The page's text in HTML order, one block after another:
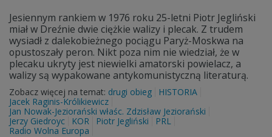
Jesiennym rankiem w 1976 roku 25-letni Piotr Jegliński
miał w Dreźnie dwie ciężkie walizy i plecak. Z trudem
wysiadł z dalekobieżnego pociągu Paryż-Moskwa na
opustoszały peron. Nikt poza nim nie wiedział, że w
plecaku ukryty jest niewielki amatorski powielacz, a
walizy są wypakowane antykomunistyczną literaturą.
Zobacz więcej na temat: drugi obieg
HISTORIA
Jacek Raginis-Królikiewicz
Jan Nowak-Jeziorański właśc. Zdzisław Jeziorański
Jerzy Giedroyc
KOR Piotr Jegliński
PRL
Radio Wolna Europa